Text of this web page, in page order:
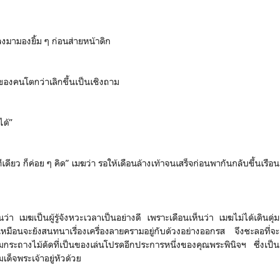
มามองยิ้ม ๆ ก่อนส่ายหน้าดิก
งคนโตกว่าเลิกขึ้นเป็นเชิงถาม
ด้”
ดียว ก็ค่อย ๆ คิด” เมฆว่า รอให้เดือนล้างเท้าจนเสร็จก่อนพากันกลับขึ้นเรือน
า เมฆเป็นผู้รู้จังหวะเวลาเป็นอย่างดี เพราะเดือนเห็นว่า เมฆไม่ได้เดินดุ่ม
มือนจะยังสนทนาเรื่องเครื่องลายครามอยู่กับด้วงอย่างออกรส จึงชะลอที่จะ
กระถางไม้ดัดที่เป็นของเล่นโปรดอีกประการหนึ่งของคุณพระพินิจฯ ซึ่งเป็น
ด็จพระเจ้าอยู่หัวด้วย